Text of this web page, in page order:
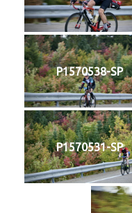
P1570538-SP
P1570531-SP